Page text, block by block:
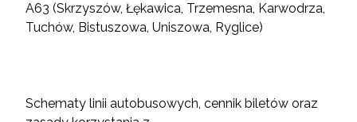
A63 (Skrzyszów, Łękawica, Trzemesna, Karwodrza,
Tuchów, Bistuszowa, Uniszowa, Ryglice)
Schematy linii autobusowych, cennik biletów oraz